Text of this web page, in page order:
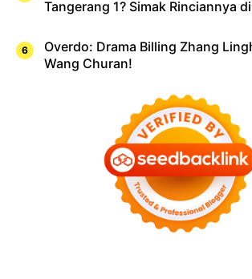
Tangerang 1? Simak Rinciannya
Overdo: Drama Billing Zhang
Wang Churan!